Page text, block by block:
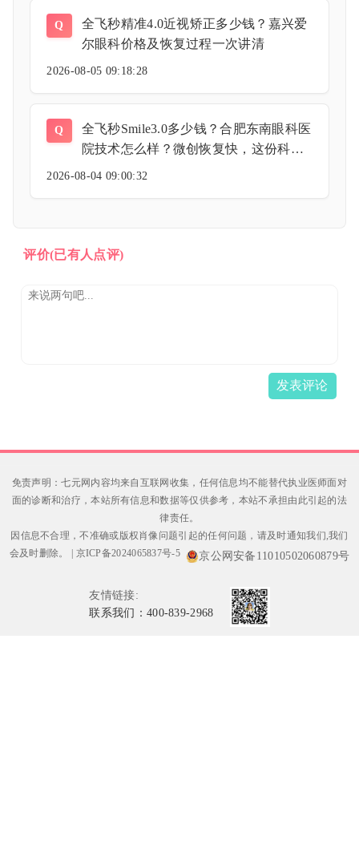
Q
全飞秒精准4.0近视矫正多少钱？嘉兴爱
尔眼科价格及恢复过程一次讲清
2026-08-05 09:18:28
Q
全飞秒Smile3.0多少钱？合肥东南眼科医
院技术怎么样？微创恢复快，这份科普
让你明明白白变漂亮！
2026-08-04 09:00:32
评价(已有人点评)
发表评论
免责声明：七元网内容均来自互联网收集，任何信息均不能替代执业医师面对
面的诊断和治疗，本站所有信息和数据等仅供参考，本站不承担由此引起的法
律责任。
因信息不合理，不准确或版权肖像问题引起的任何问题，请及时通知我们,我们
会及时删除。
京ICP备2024065837号-5 京公网安备11010502060879号
友情链接:
联系我们：400-839-2968